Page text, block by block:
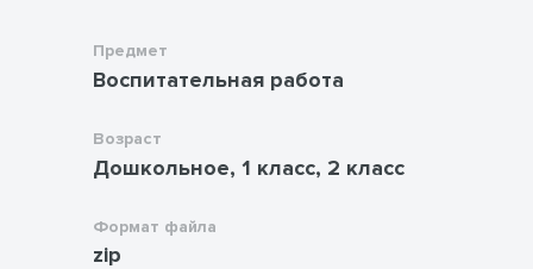
Предмет
Воспитательная работа
Возраст
Дошкольное, 1 класс, 2 класс
Формат файла
zip